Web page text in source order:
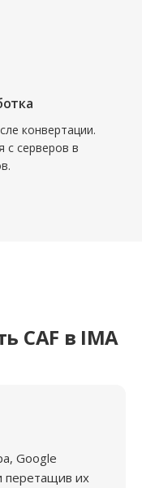
конвертации.
с серверов в
CAF в IMA
Google
перетащив их